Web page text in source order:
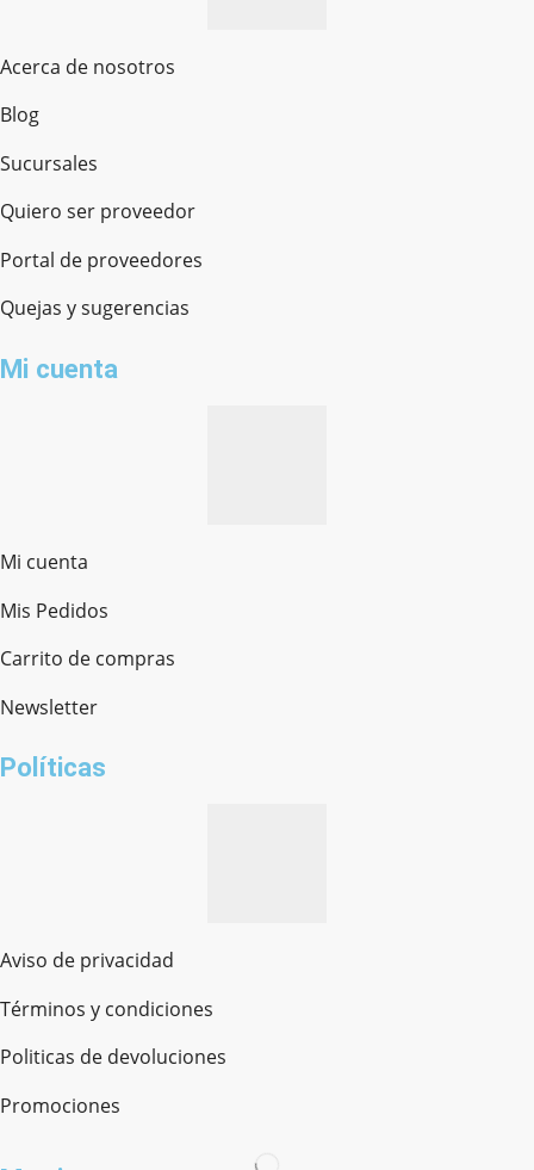
Acerca de nosotros
Blog
Sucursales
Quiero ser proveedor
Portal de proveedores
Quejas y sugerencias
Mi cuenta
Mi cuenta
Mis Pedidos
Carrito de compras
Newsletter
Políticas
Aviso de privacidad
Términos y condiciones
Politicas de devoluciones
Promociones